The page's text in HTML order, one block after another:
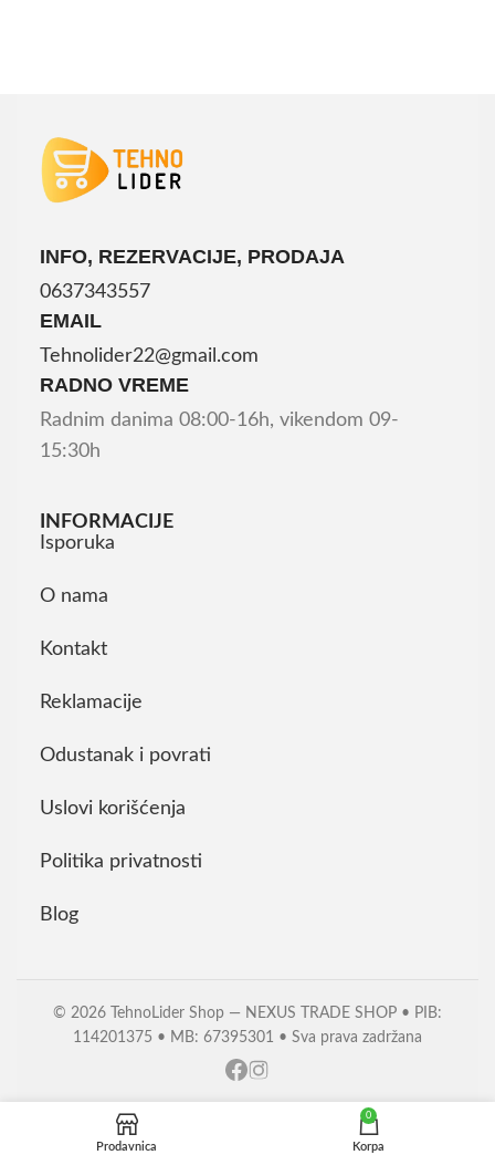
INFO, REZERVACIJE, PRODAJA
0637343557
EMAIL
Tehnolider22@gmail.com
RADNO VREME
Radnim danima 08:00-16h, vikendom 09-
15:30h
INFORMACIJE
Isporuka
O nama
Kontakt
Reklamacije
Odustanak i povrati
Uslovi korišćenja
Politika privatnosti
Blog
© 2026 TehnoLider Shop — NEXUS TRADE SHOP • PIB:
114201375 • MB: 67395301 • Sva prava zadržana
Prodavnica
0
Korpa